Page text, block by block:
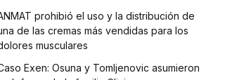
prohibió el uso y la distribución de
de las cremas más vendidas para los
musculares
Exen: Osuna y Tomljenovic asumieron